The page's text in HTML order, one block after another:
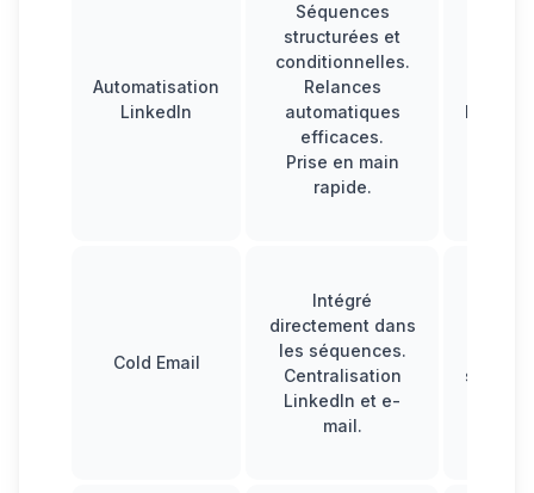
Automatisation
LinkedIn
Séquences
structurées et
conditionnelles.
Relances
automatiques
efficaces.
Prise en main
rapide.
Pas de
Cold Email
Intégré
directement dans
les séquences.
Centralisation
LinkedIn et e-
mail.